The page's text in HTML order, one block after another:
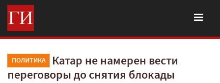
ПОЛИТИКА
Катар не намерен вести
переговоры до снятия блокады